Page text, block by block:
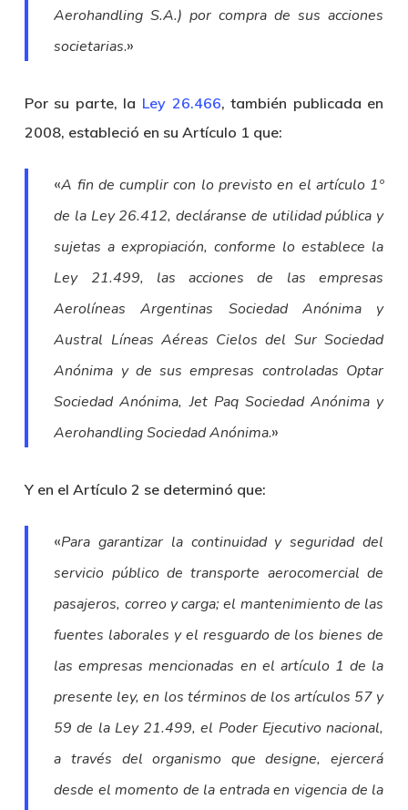
Aerohandling S.A.) por compra de sus acciones
societarias.»
Por su parte, la Ley 26.466, también publicada en
2008, estableció en su Artículo 1 que:
«A fin de cumplir con lo previsto en el artículo 1º
de la Ley 26.412, decláranse de utilidad pública y
sujetas a expropiación, conforme lo establece la
Ley 21.499, las acciones de las empresas
Aerolíneas Argentinas Sociedad Anónima y
Austral Líneas Aéreas Cielos del Sur Sociedad
Anónima y de sus empresas controladas Optar
Sociedad Anónima, Jet Paq Sociedad Anónima y
Aerohandling Sociedad Anónima.»
Y en el Artículo 2 se determinó que:
«Para garantizar la continuidad y seguridad del
servicio público de transporte aerocomercial de
pasajeros, correo y carga; el mantenimiento de las
fuentes laborales y el resguardo de los bienes de
las empresas mencionadas en el artículo 1 de la
presente ley, en los términos de los artículos 57 y
59 de la Ley 21.499, el Poder Ejecutivo nacional,
a través del organismo que designe, ejercerá
desde el momento de la entrada en vigencia de la